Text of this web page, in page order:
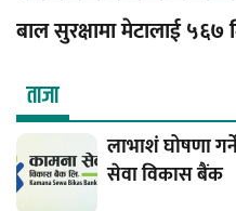
बाल सुरक्षामा मेटालाई
ताजा
लाभाशं घोषणा
सेवा विकास बैंक